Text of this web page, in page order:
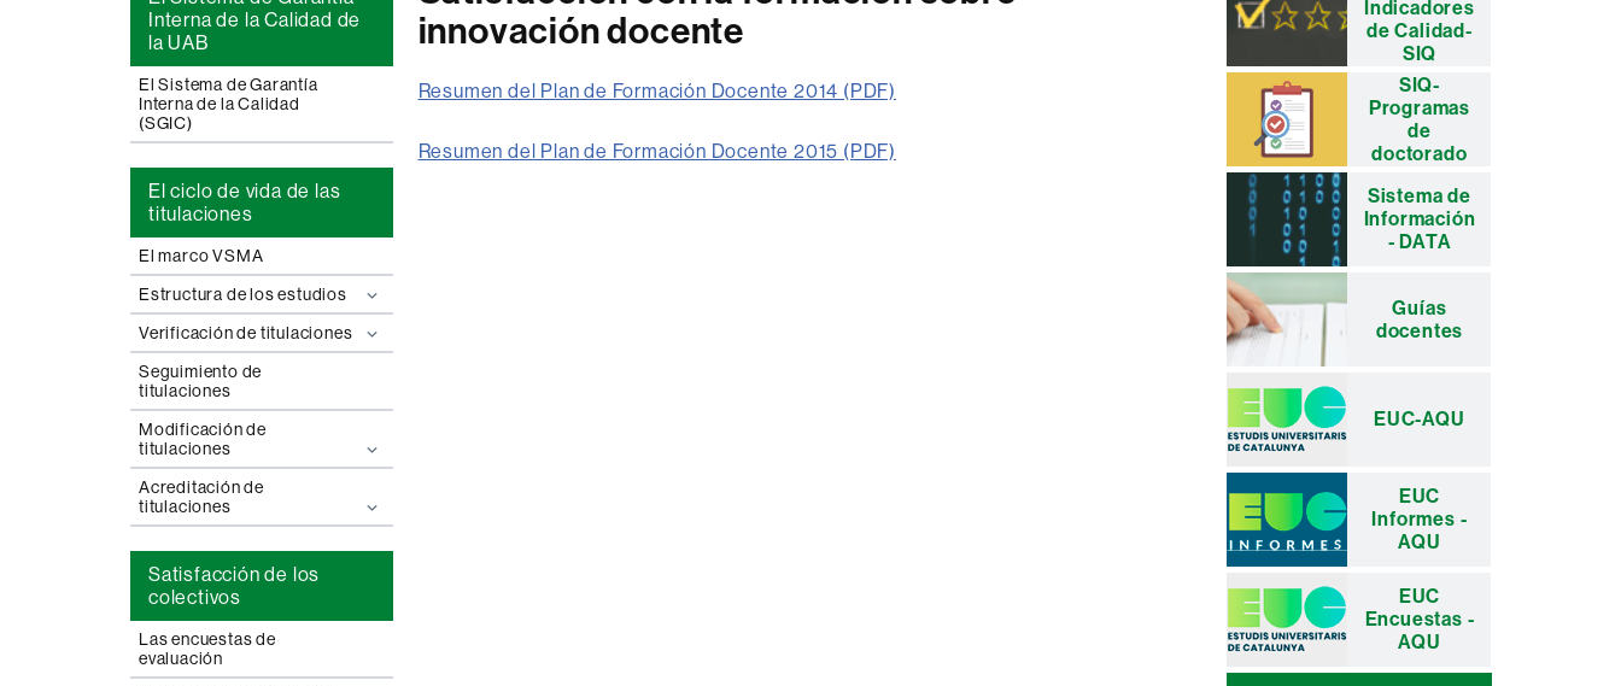
Interna de la Calidad de
la UAB
El Sistema de Garantía
Interna de la Calidad
(SGIC)
El ciclo de vida de las
titulaciones
El marco VSMA
Estructura de los estudios
Verificación de titulaciones
Seguimiento de
titulaciones
Modificación de
titulaciones
Acreditación de
titulaciones
Satisfacción de los
colectivos
Las encuestas de
evaluación
innovación docente
Resumen del Plan de Formación Docente 2014 (PDF)
Resumen del Plan de Formación Docente 2015 (PDF)
complementaria
Indicadores
de Calidad-
SIQ
SIQ-
Programas
de
doctorado
Sistema de
Información
- DATA
Guías
docentes
EUC-AQU
EUC
Informes -
AQU
EUC
Encuestas -
AQU